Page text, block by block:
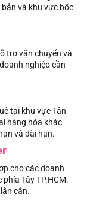
và khu vực bốc
trợ vận chuyển và
nghiệp cần
tại khu vực Tân
hàng hóa khác
và dài hạn.
cho các doanh
Tây TP.HCM.
cận.